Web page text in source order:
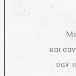
και
σαν